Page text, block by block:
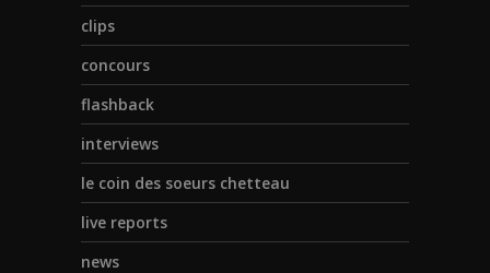
clips
concours
flashback
interviews
le coin des soeurs chetteau
live reports
news